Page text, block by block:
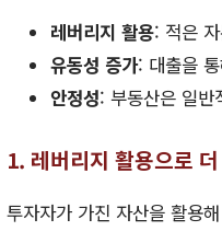
레버리지 활용: 적은
유동성 증가: 대출을
안정성: 부동산은 일반
1. 레버리지 활용으로
투자자가 가진 자산을 활용